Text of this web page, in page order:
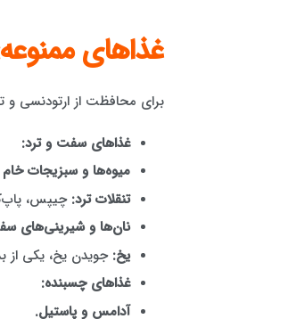
غذاهای
برای محافظت از ارتودنسی و
غذاهای سفت و ترد:
میوه‌ها و سبزیجات
تنقلات ترد: چیپس،
نان‌ها و شیرینی‌های
یخ: جویدن یخ، یکی از
غذاهای چسبنده:
آدامس و پاستیل.